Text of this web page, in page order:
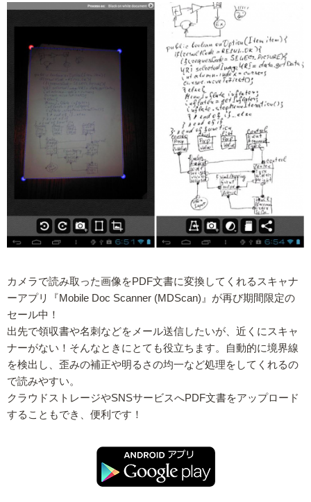
カメラで読み取った画像をPDF文書に変換してくれるスキャナ
ーアプリ『Mobile Doc Scanner (MDScan)』が再び期間限定の
セール中！
出先で領収書や名刺などをメール送信したいが、近くにスキャ
ナーがない！そんなときにとても役立ちます。自動的に境界線
を検出し、歪みの補正や明るさの均一など処理をしてくれるの
で読みやすい。
クラウドストレージやSNSサービスへPDF文書をアップロード
することもでき、便利です！